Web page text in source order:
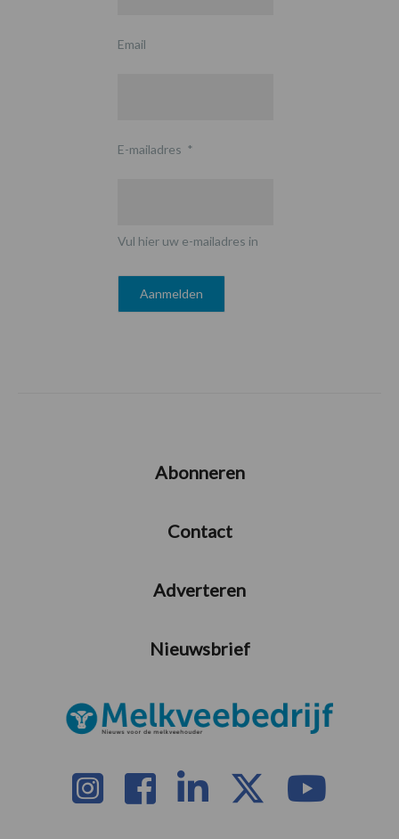
Email
E-mailadres *
Vul hier uw e-mailadres in
Abonneren
Contact
Adverteren
Nieuwsbrief